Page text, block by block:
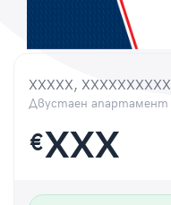
XXXXX, XXXXXXXXXX
Двустаен апартамент
€XXX
Парола